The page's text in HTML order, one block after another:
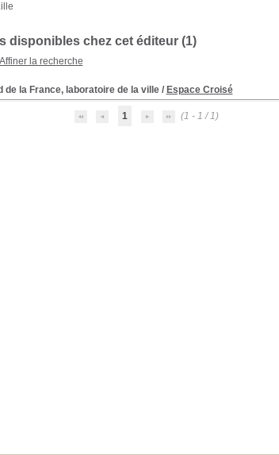
disponibles chez cet éditeur (1)
Affiner la recherche
de la France, laboratoire de la ville/ Espace Croisé
1 (1 - 1 / 1)